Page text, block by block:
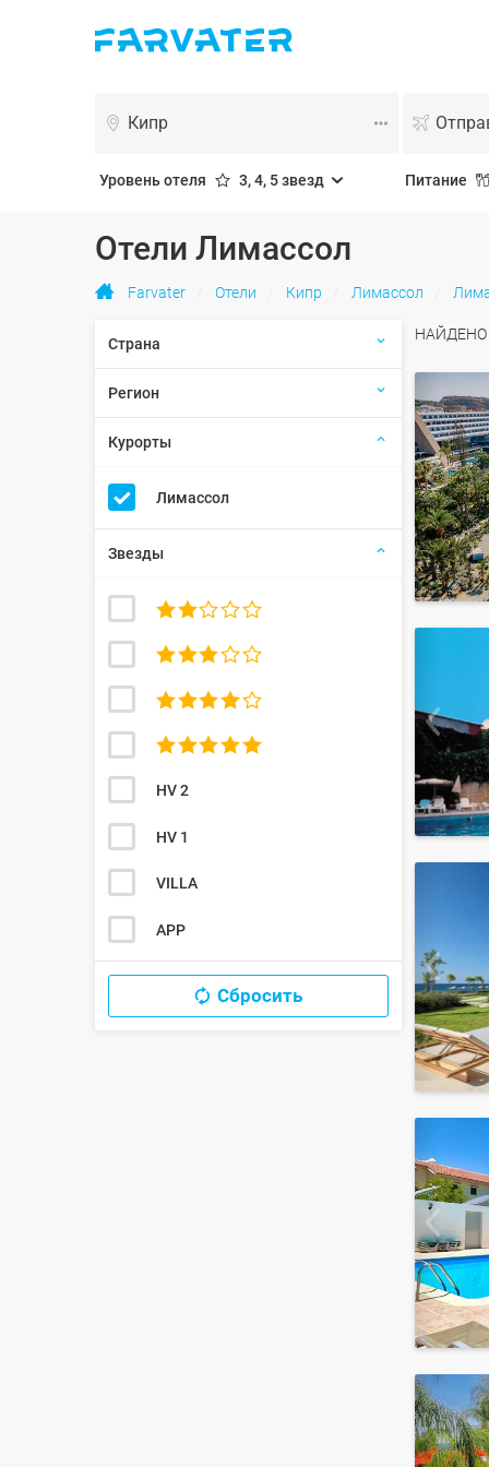
Кипр
Уровень отеля 3, 4, 5 звезд Питание
Отели Лимассол
Farvater Отели Кипр Лимассол
НАЙДЕНО
Страна
Регион
Курорты
Лимассол
Звезды




HV 2
HV 1
VILLA
APP
Сбросить